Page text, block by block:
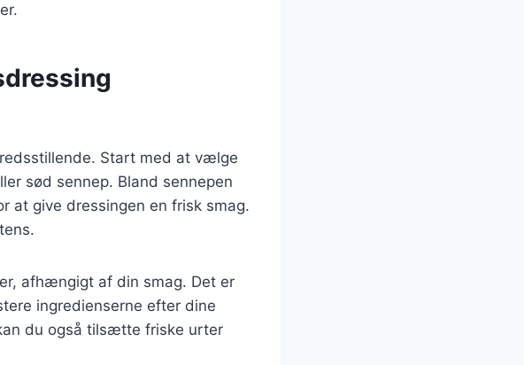
Start med at vælge
sød sennep. Bland sennepen
at give dressingen en frisk smag.
afhængigt af din smag. Det er
ingredienserne efter dine
du også tilsætte friske urter